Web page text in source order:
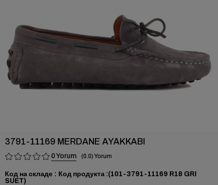
3791-11169 MERDANE AYAKKABI
0 0.0
Код на складе
(101-3791-11169 R18 GRI
SUET)